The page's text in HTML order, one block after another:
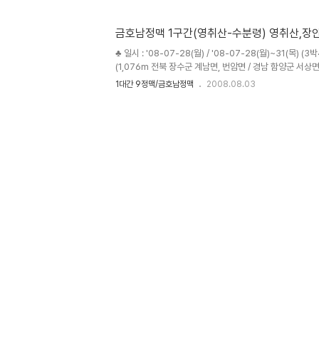
금호남정맥 1구간(영취산-수분령) 영취산,
♣ 일시 : '08-07-28(월) / '08-07-28(월)~31(목) (3박4
(1,076m 전북 장수군 계남면, 번암면 / 경남 함양군 서상
장수읍, 계남면, 번암면) 사두봉 (1,015m 전북 장수군 장
1대간 9정맥/금호남정맥 2008.08.03